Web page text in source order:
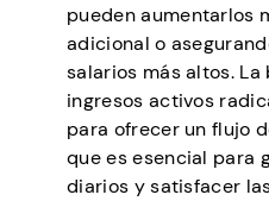
pueden aumentarlos
adicional o
salarios más altos. La
ingresos activos
para ofrecer un flujo
que es esencial para
diarios y satisfacer